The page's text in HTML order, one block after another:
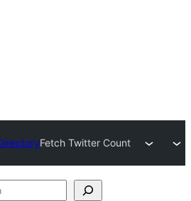
Fetch Twitter Count